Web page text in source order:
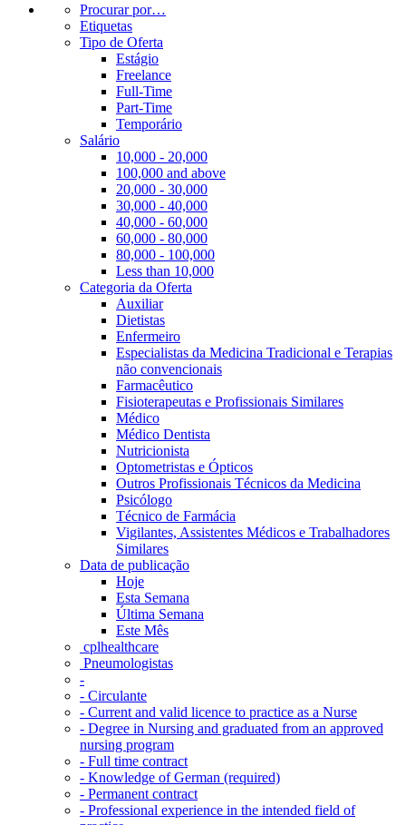
Procurar por…
Etiquetas
Tipo de Oferta
Estágio
Freelance
Full-Time
Part-Time
Temporário
Salário
10,000 - 20,000
100,000 and above
20,000 - 30,000
30,000 - 40,000
40,000 - 60,000
60,000 - 80,000
80,000 - 100,000
Less than 10,000
Categoria da Oferta
Auxiliar
Dietistas
Enfermeiro
Especialistas da Medicina Tradicional e Terapias
não convencionais
Farmacêutico
Fisioterapeutas e Profissionais Similares
Médico
Médico Dentista
Nutricionista
Optometristas e Ópticos
Outros Profissionais Técnicos da Medicina
Psicólogo
Técnico de Farmácia
Vigilantes, Assistentes Médicos e Trabalhadores
Similares
Data de publicação
Hoje
Esta Semana
Última Semana
Este Mês
‎ cplhealthcare‬
Pneumologistas
-
- Circulante
- Current and valid licence to practice as a Nurse
- Degree in Nursing and graduated from an approved
nursing program
- Full time contract
- Knowledge of German (required)
- Permanent contract
- Professional experience in the intended field of